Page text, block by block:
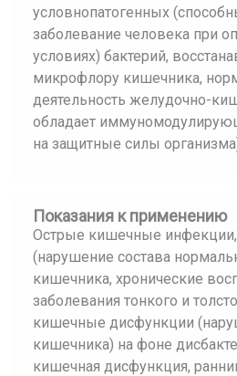
условнопатогенных
заболевание человека при
условиях) бактерий,
микрофлору кишечника,
деятельность желудочно-
обладает
на защитные силы
Показания к применению
Острые кишечные инфекции,
(нарушение состава
кишечника, хронические
заболевания тонкого и
кишечные дисфункции
кишечника) на фоне
кишечная дисфункция,